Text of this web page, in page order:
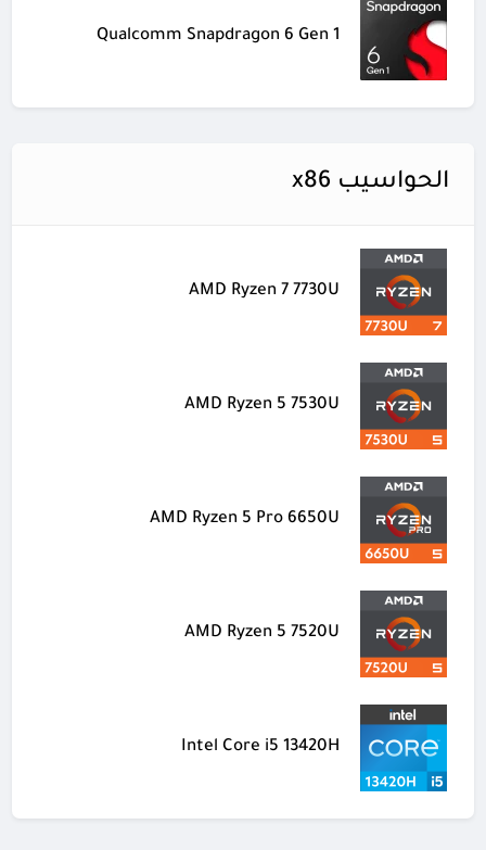
Qualcomm Snapdragon 6 Gen 1
الحواسيب x86
AMD Ryzen 7 7730U
AMD Ryzen 5 7530U
AMD Ryzen 5 Pro 6650U
AMD Ryzen 5 7520U
Intel Core i5 13420H